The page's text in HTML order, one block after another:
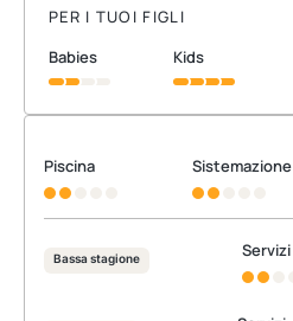
PER I TUOI FIGLI
babies
kids
Piscina Sistemazione
Bassa stagione Servizi